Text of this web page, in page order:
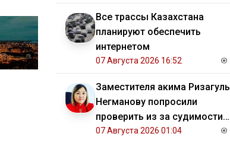
Все трассы Казахстана
планируют обеспечить
интернетом
07 Августа 2026 16:52
Заместителя акима Ризагуль
Негманову попросили
проверить из за судимости
сестры
07 Августа 2026 01:04